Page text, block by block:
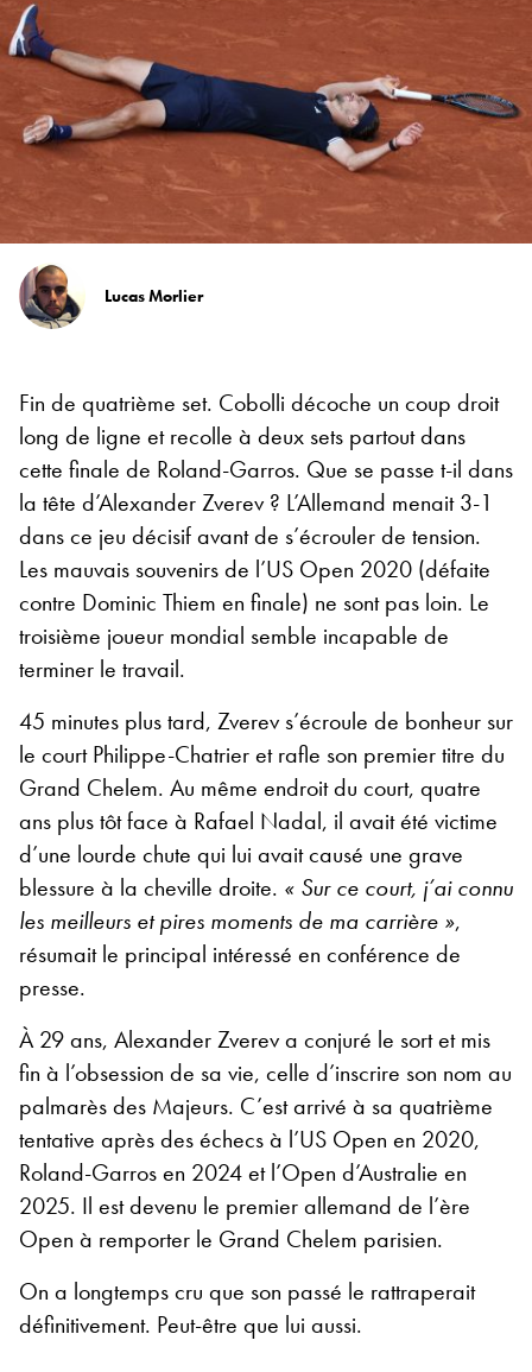
Lucas Morlier
Fin de quatrième set. Cobolli décoche un coup droit
long de ligne et recolle à deux sets partout dans
cette finale de Roland-Garros. Que se passe t-il dans
la tête d’Alexander Zverev ? L’Allemand menait 3-1
dans ce jeu décisif avant de s’écrouler de tension.
Les mauvais souvenirs de l’US Open 2020 (défaite
contre Dominic Thiem en finale) ne sont pas loin. Le
troisième joueur mondial semble incapable de
terminer le travail.
45 minutes plus tard, Zverev s’écroule de bonheur sur
le court Philippe-Chatrier et rafle son premier titre du
Grand Chelem. Au même endroit du court, quatre
ans plus tôt face à Rafael Nadal, il avait été victime
d’une lourde chute qui lui avait causé une grave
blessure à la cheville droite. « Sur ce court, j’ai connu
les meilleurs et pires moments de ma carrière »,
résumait le principal intéressé en conférence de
presse.
À 29 ans, Alexander Zverev a conjuré le sort et mis
fin à l’obsession de sa vie, celle d’inscrire son nom au
palmarès des Majeurs. C’est arrivé à sa quatrième
tentative après des échecs à l’US Open en 2020,
Roland-Garros en 2024 et l’Open d’Australie en
2025. Il est devenu le premier allemand de l’ère
Open à remporter le Grand Chelem parisien.
On a longtemps cru que son passé le rattraperait
définitivement. Peut-être que lui aussi.